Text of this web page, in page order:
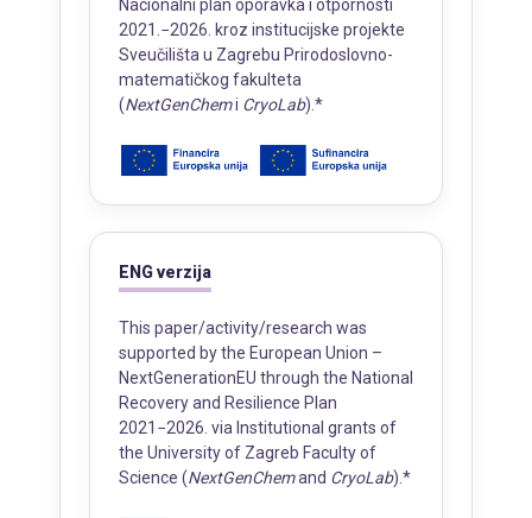
Nacionalni plan oporavka i otpornosti
2021.−2026. kroz institucijske projekte
Sveučilišta u Zagrebu Prirodoslovno-
matematičkog fakulteta
(NextGenChem i CryoLab).*
ENG verzija
This paper/activity/research was
supported by the European Union –
NextGenerationEU through the National
Recovery and Resilience Plan
2021−2026. via Institutional grants of
the University of Zagreb Faculty of
Science (NextGenChem and CryoLab).*